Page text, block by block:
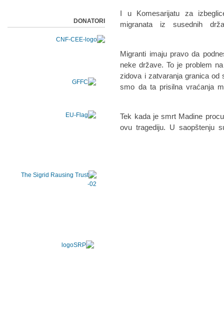
I u Komesarijatu za
migranata iz susednih
- Migranti imaju pravo da
neke države. To je problem
zidova i zatvaranja granica od
smo da ta prisilna vraćanja
Tek kada je smrt Madine
ovu tragediju. U saopštenju
DONATORI